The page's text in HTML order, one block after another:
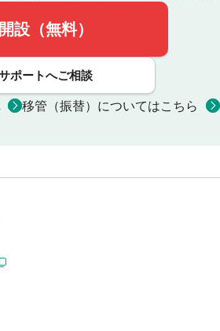
設（無料）
ポートへご相談
移管（振替）についてはこちら